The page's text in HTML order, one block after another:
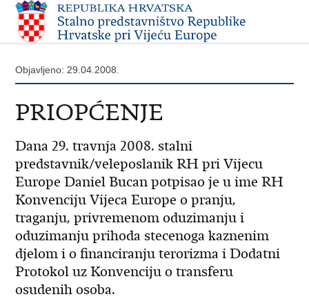
Objavljeno: 29.04.2008.
PRIOPĆENJE
Dana 29. travnja 2008. stalni
predstavnik/veleposlanik RH pri Vijecu
Europe Daniel Bucan potpisao je u ime RH
Konvenciju Vijeca Europe o pranju,
traganju, privremenom oduzimanju i
oduzimanju prihoda stecenoga kaznenim
djelom i o financiranju terorizma i Dodatni
Protokol uz Konvenciju o transferu
osudenih osoba.